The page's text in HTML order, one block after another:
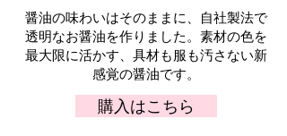
醤油の味わいはそのままに、自社製法で
透明なお醤油を作りました。素材の色を
最大限に活かす、具材も服も汚さない新
感覚の醤油です。
購入はこちら